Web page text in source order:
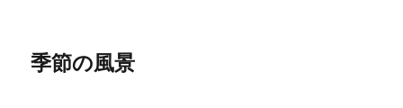
季節の風景